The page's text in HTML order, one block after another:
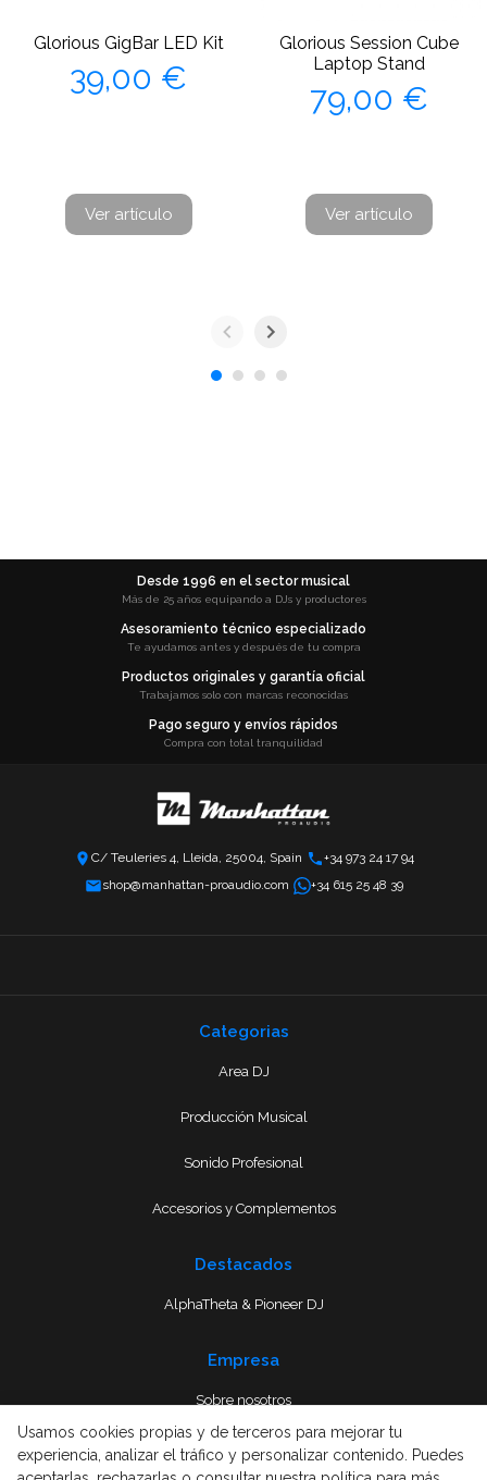
Glorious GigBar LED Kit
Precio
39,00 €
Ver artículo
Glorious Session Cube
Laptop Stand
Precio
79,00 €
Ver artículo
Desde 1996 en el sector musical
Más de 25 años equipando a DJs y productores
Asesoramiento técnico especializado
Te ayudamos antes y después de tu compra
Productos originales y garantía oficial
Trabajamos solo con marcas reconocidas
Pago seguro y envíos rápidos
Compra con total tranquilidad
C/ Teuleries 4, Lleida, 25004, Spain
+34 973 24 17 94
shop@manhattan-proaudio.com
+34 615 25 48 39
Categorias
Area DJ
Producción Musical
Sonido Profesional
Accesorios y Complementos
Destacados
AlphaTheta & Pioneer DJ
Empresa
Sobre nosotros
Usamos cookies propias y de terceros para mejorar tu
experiencia, analizar el tráfico y personalizar contenido. Puedes